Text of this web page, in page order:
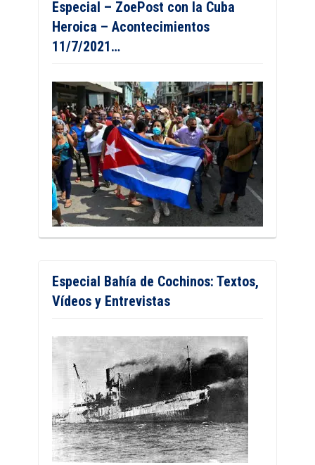
Especial – ZoePost con la Cuba
Heroica – Acontecimientos
11/7/2021…
Especial Bahía de Cochinos: Textos,
Vídeos y Entrevistas